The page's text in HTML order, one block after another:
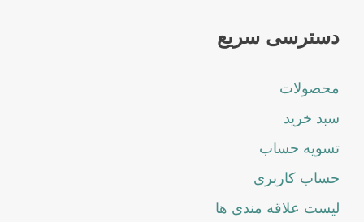
دسترسی سریع
محصولات
سبد خرید
تسویه حساب
حساب کاربری
لیست علاقه مندی ها